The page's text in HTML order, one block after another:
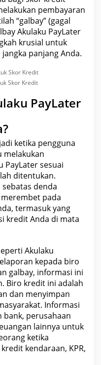
pembayaran
“galbay” (gagal
Akulaku PayLater
krusial untuk
panjang Anda.
Skor Kredit
PayLater
ketika pengguna
melakukan
PayLater sesuai
ditentukan.
denda
pada
termasuk yang
kredit Anda di mata
Akulaku
kepada biro
galbay, informasi ini
Biro kredit ini adalah
dan menyimpan
Informasi
bank, perusahaan
lainnya untuk
ketika
kendaraan, KPR,